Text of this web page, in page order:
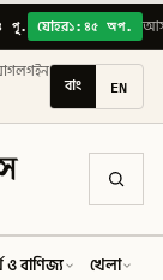
পূ. যোহর১:৪৫ অপ.
লগইন
বাং EN
ও বাণিজ্য খেলা